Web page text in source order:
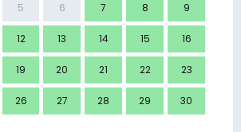
5 6 7 8 9
12 13 14 15 16
19 20 21 22 23
26 27 28 29 30